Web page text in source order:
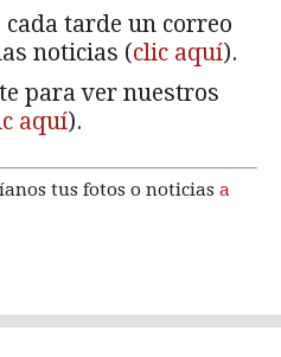
cada tarde un correo
noticias (clic aquí).
para ver nuestros
aquí).
tus fotos o noticias a